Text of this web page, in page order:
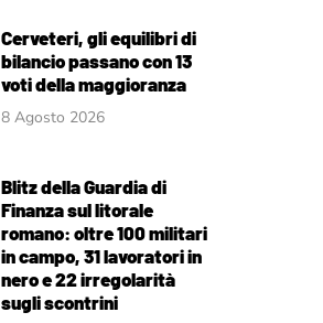
Cerveteri, gli equilibri di
bilancio passano con 13
voti della maggioranza
8 Agosto 2026
Blitz della Guardia di
Finanza sul litorale
romano: oltre 100 militari
in campo, 31 lavoratori in
nero e 22 irregolarità
sugli scontrini